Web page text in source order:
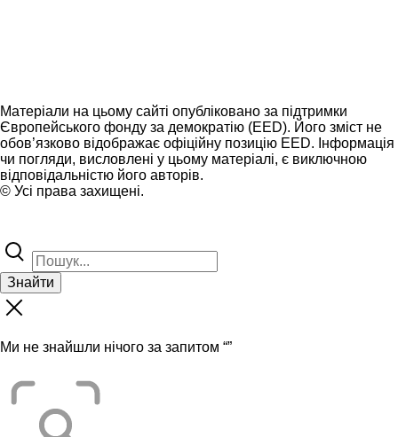
Матеріали на цьому сайті опубліковано за підтримки
Європейського фонду за демократію (EED). Його зміст не
обов’язково відображає офіційну позицію EED. Інформація
чи погляди, висловлені у цьому матеріалі, є виключною
відповідальністю його авторів.
© Усі права захищені.
Знайти
Ми не знайшли нічого за запитом “”